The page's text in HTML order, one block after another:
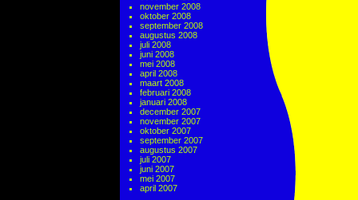
november 2008
oktober 2008
september 2008
augustus 2008
juli 2008
juni 2008
mei 2008
april 2008
maart 2008
februari 2008
januari 2008
december 2007
november 2007
oktober 2007
september 2007
augustus 2007
juli 2007
juni 2007
mei 2007
april 2007